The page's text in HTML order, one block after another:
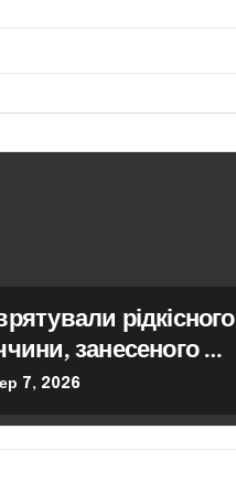
рідкісного
занесеного до
7, 2026